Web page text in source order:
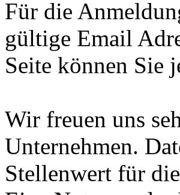
Für die
gültige Email
Seite können Sie
Wir freuen uns
Unternehmen.
Stellenwert für